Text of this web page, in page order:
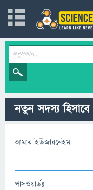
নতুন সদস্য
আমার ইউজারনেইম
পাসওয়ার্ডঃ